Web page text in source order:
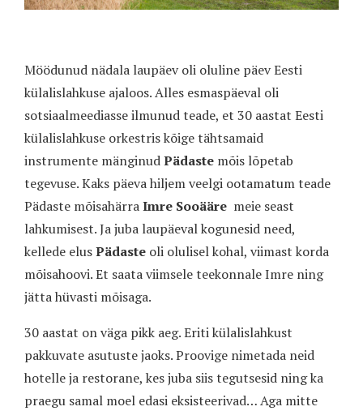
Möödunud nädala laupäev oli oluline päev Eesti
külalislahkuse ajaloos. Alles esmaspäeval oli
sotsiaalmeediasse ilmunud teade, et 30 aastat Eesti
külalislahkuse orkestris kõige tähtsamaid
instrumente mänginudPädaste mõis lõpetab
tegevuse. Kaks päeva hiljem veelgi ootamatum teade
Pädaste mõisahärraImre Sooääre meie seast
lahkumisest. Ja juba laupäeval kogunesid need,
kellede elusPädaste oli olulisel kohal, viimast korda
mõisahoovi. Et saata viimsele teekonnale Imre ning
jätta hüvasti mõisaga.
30 aastat on väga pikk aeg. Eriti külalislahkust
pakkuvate asutuste jaoks. Proovige nimetada neid
hotelle ja restorane, kes juba siis tegutsesid ning ka
praegu samal moel edasi eksisteerivad… Aga mitte